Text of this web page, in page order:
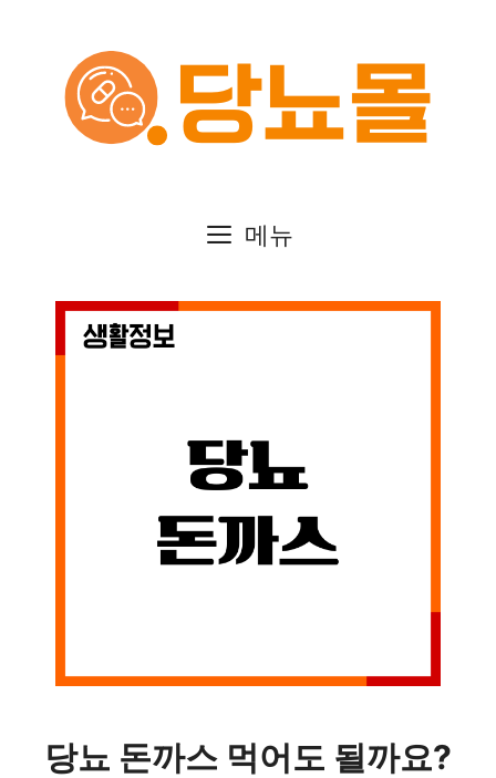
메뉴
당뇨 돈까스 먹어도 될까요?